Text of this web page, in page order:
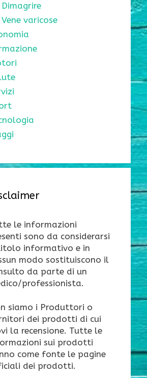
Dimagrire
Vene varicose
le informazioni
sono da considerarsi
informativo e in
modo sostituiscono il
da parte di un
professionista.
siamo i Produttori o
dei prodotti di cui
la recensione. Tutte le
sui prodotti
come fonte le pagine
dei prodotti.